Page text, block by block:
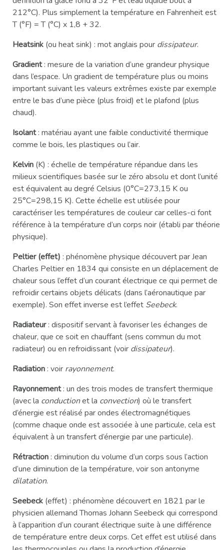
212°C). Plus simplement la température en Fahrenheit est
T (°F) = T (°C) x 1,8 + 32.
Heatsink(ou heat sink) : mot anglais pour dissipateur.
Gradient: mesure de la variation d’une grandeur physique
dans l’espace. Un gradient de température plus ou moins
important suivant les valeurs extrêmes existe par exemple
entre le bas d’une pièce (plus froid) et le plafond (plus
chaud).
Isolant: matériau ayant une faible conductivité thermique
comme le bois, les plastiques ou l’air.
Kelvin (K) : échelle de température répandue dans les
milieux scientifiques basée sur le zéro absolu et dont l’unité
est équivalent au degré Celsius (0°C=273,15 K ou
25°C=298,15 K). Cette échelle est utilisée pour
caractériser les températures de couleur car celles-ci font
référence à la température d’un corps noir (établi par théorie
physique).
Peltier (effet) : phénomène physique découvert par Jean
Charles Peltier en 1834 qui consiste en un déplacement de
chaleur sous l’effet d’un courant électrique ce qui permet de
refroidir certains objets délicats (dans l’aéronautique par
exemple). Son effet inverse est l’effet Seebeck.
Radiateur: dispositif servant à favoriser les échanges de
chaleur, que ce soit en chauffant (sens commun du mot
radiateur) ou en refroidissant (voir dissipateur).
Radiation: voir rayonnement.
Rayonnement: un des trois modes de transfert thermique
(avec la conductionet la convection) où le transfert
d’énergie est réalisé par ondes électromagnétiques
(comme chaque onde est associée à une particule, cela est
équivalent à un transfert d’énergie par une particule).
Rétraction: diminution du volume d’un corps sous l’action
d’une diminution de la température, voir son antonyme
dilatation.
Seebeck(effet) : phénomène découvert en 1821 par le
physicien allemand Thomas Johann Seebeck qui correspond
à l’apparition d’un courant électrique suite à une différence
de température entre deux corps. Cet effet est utilisé dans